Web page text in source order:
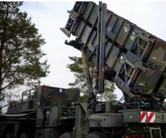
DU LỊCH
THẾ GIỚI
THỂ THAO
GIÁO DỤC